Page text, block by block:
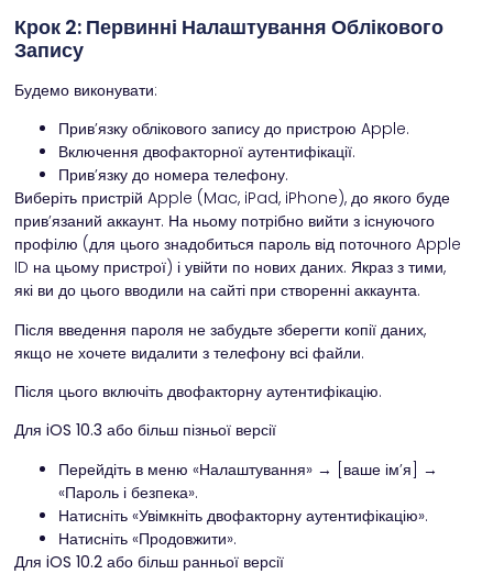
Крок 2: Первинні Налаштування Облікового
Запису
Будемо виконувати:
Прив’язку облікового запису до пристрою Apple.
Включення двофакторної аутентифікації.
Прив’язку до номера телефону.
Виберіть пристрій Apple (Mac, iPad, iPhone), до якого буде
прив’язаний аккаунт. На ньому потрібно вийти з існуючого
профілю (для цього знадобиться пароль від поточного Apple
ID на цьому пристрої) і увійти по нових даних. Якраз з тими,
які ви до цього вводили на сайті при створенні аккаунта.
Після введення пароля не забудьте зберегти копії даних,
якщо не хочете видалити з телефону всі файли.
Після цього включіть двофакторну аутентифікацію.
Для iOS 10.3 або більш пізньої версії
Перейдіть в меню «Налаштування» → [ваше ім’я] →
«Пароль і безпека».
Натисніть «Увімкніть двофакторну аутентифікацію».
Натисніть «Продовжити».
Для iOS 10.2 або більш ранньої версії